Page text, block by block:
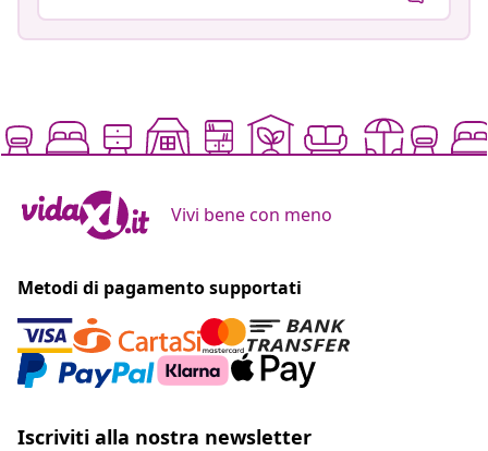
Vivi bene con meno
Metodi di pagamento supportati
Iscriviti alla nostra newsletter